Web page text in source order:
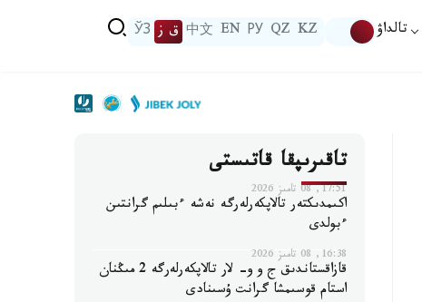
تالداۋ KZ
QZ
РУ
EN
中文 ق ز ЎЗ
تاقىرىپقا قاتىستى
17:51, 08 تامىز 2026
اكىمدىكتەر تالاپكەرلەرگە نەشە ءبىلىم گرانتىن
ءبولدى
16:38, 08 تامىز 2026
قازاقستاندىق ج و و- لار تالاپكەرلەرگە 2 مىڭنان
استام قوسىمشا گرانت ۇسىنادى